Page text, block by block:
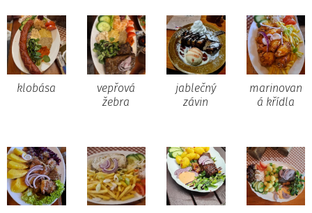
klobása
vepřová
žebra
jablečný
závin
marinovan
á křídla